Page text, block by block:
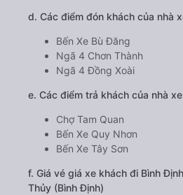
d. Các điểm đón khách của nhà
Bến Xe Bù Đăng
Ngã 4 Chơn Thành
Ngã 4 Đồng Xoài
e. Các điểm trả khách của nhà
Chợ Tam Quan
Bến Xe Quy Nhơn
Bến Xe Tây Sơn
f. Giá vé giá xe khách đi Bình
Thủy (Bình Định)